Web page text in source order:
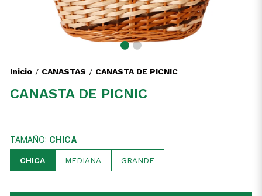
Inicio / CANASTAS / CANASTA DE PICNIC
CANASTA DE PICNIC
TAMAÑO: CHICA
CHICA MEDIANA GRANDE